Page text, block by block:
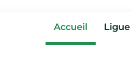
Accueil Ligue